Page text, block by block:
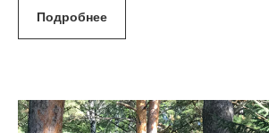
Подробнее